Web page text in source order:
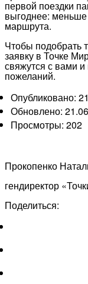
первой поездки
выгоднее:
маршрута.
Чтобы подобрать
заявку в Точке
свяжутся с вами
пожеланий.
Опубликовано:
Обновлено:
Просмотры: 202
Прокопенко
гендиректор
Поделиться: